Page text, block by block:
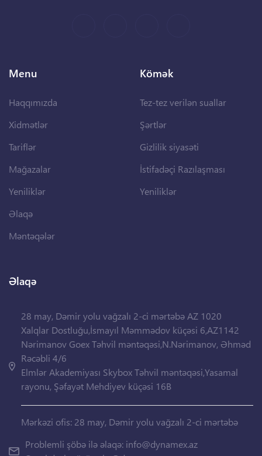
Menu
Haqqımızda
Xidmətlər
Tariflər
Mağazalar
Yeniliklər
Əlaqə
Məntəqələr
Kömək
Tez-tez verilən suallar
Şərtlər
Gizlilik siyasəti
İstifadəçi Razılaşması
Yeniliklər
Əlaqə
28 may, Dəmir yolu vağzalı 2-ci mərtəbə AZ 1020
Xalqlar Dostluğu,İsmayıl Məmmədov küçəsi 6,AZ1142
Nərimanov Goex Təhvil məntəqəsi,N.Nərimanov, Əhməd
Rəcəbli 4/6
Elmlər Akademiyası Skybox Təhvil məntəqəsi,Yasamal
rayonu, Şəfayət Mehdiyev küçəsi 16B
Mərkəzi ofis: 28 may, Dəmir yolu vağzalı 2-ci mərtəbə
Problemli şöbə ilə əlaqə: info@dynamex.az